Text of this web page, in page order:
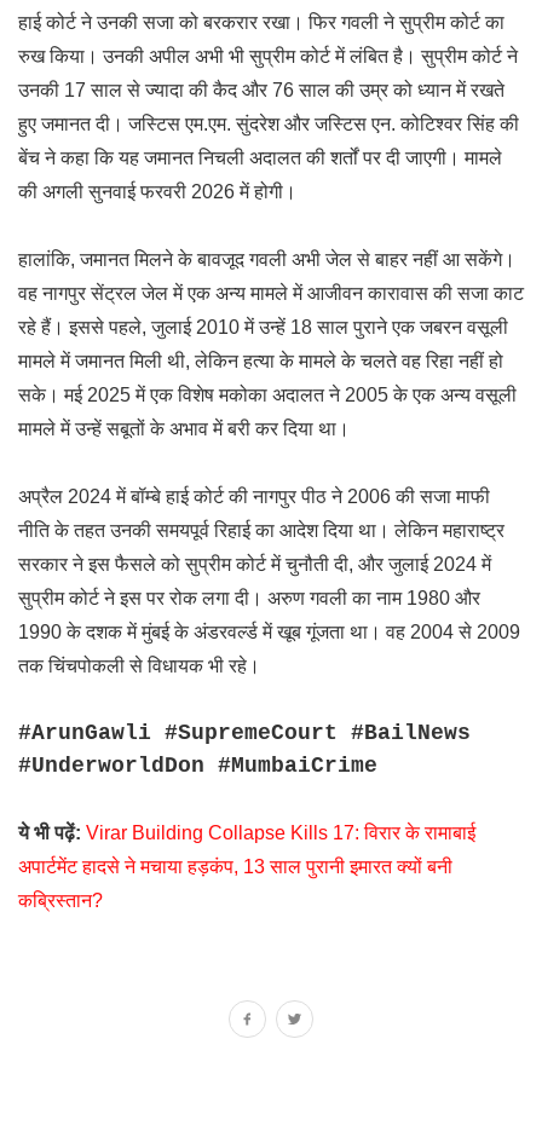
हाई कोर्ट ने उनकी सजा को बरकरार रखा। फिर गवली ने सुप्रीम कोर्ट का
रुख किया। उनकी अपील अभी भी सुप्रीम कोर्ट में लंबित है। सुप्रीम कोर्ट ने
उनकी 17 साल से ज्यादा की कैद और 76 साल की उम्र को ध्यान में रखते
हुए जमानत दी। जस्टिस एम.एम. सुंदरेश और जस्टिस एन. कोटिश्वर सिंह की
बेंच ने कहा कि यह जमानत निचली अदालत की शर्तों पर दी जाएगी। मामले
की अगली सुनवाई फरवरी 2026 में होगी।
हालांकि, जमानत मिलने के बावजूद गवली अभी जेल से बाहर नहीं आ सकेंगे।
वह नागपुर सेंट्रल जेल में एक अन्य मामले में आजीवन कारावास की सजा काट
रहे हैं। इससे पहले, जुलाई 2010 में उन्हें 18 साल पुराने एक जबरन वसूली
मामले में जमानत मिली थी, लेकिन हत्या के मामले के चलते वह रिहा नहीं हो
सके। मई 2025 में एक विशेष मकोका अदालत ने 2005 के एक अन्य वसूली
मामले में उन्हें सबूतों के अभाव में बरी कर दिया था।
अप्रैल 2024 में बॉम्बे हाई कोर्ट की नागपुर पीठ ने 2006 की सजा माफी
नीति के तहत उनकी समयपूर्व रिहाई का आदेश दिया था। लेकिन महाराष्ट्र
सरकार ने इस फैसले को सुप्रीम कोर्ट में चुनौती दी, और जुलाई 2024 में
सुप्रीम कोर्ट ने इस पर रोक लगा दी। अरुण गवली का नाम 1980 और
1990 के दशक में मुंबई के अंडरवर्ल्ड में खूब गूंजता था। वह 2004 से 2009
तक चिंचपोकली से विधायक भी रहे।
#ArunGawli #SupremeCourt #BailNews
#UnderworldDon #MumbaiCrime
ये भी पढ़ें: Virar Building Collapse Kills 17: विरार के रामाबाई
अपार्टमेंट हादसे ने मचाया हड़कंप, 13 साल पुरानी इमारत क्यों बनी
कब्रिस्तान?